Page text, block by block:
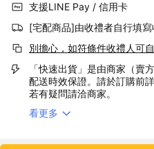
支援LINE Pay / 信用卡
[宅配商品]由收禮者自行填寫
別擔心，如符條件收禮人可
「快速出貨」是由商家（賣
配送時效保證。請於訂購前
若有疑問請洽商家。
看更多